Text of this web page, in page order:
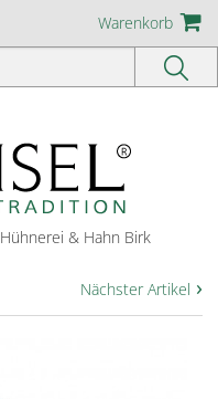
Warenkorb
Hühnerei & Hahn Birk
Nächster Artikel ›